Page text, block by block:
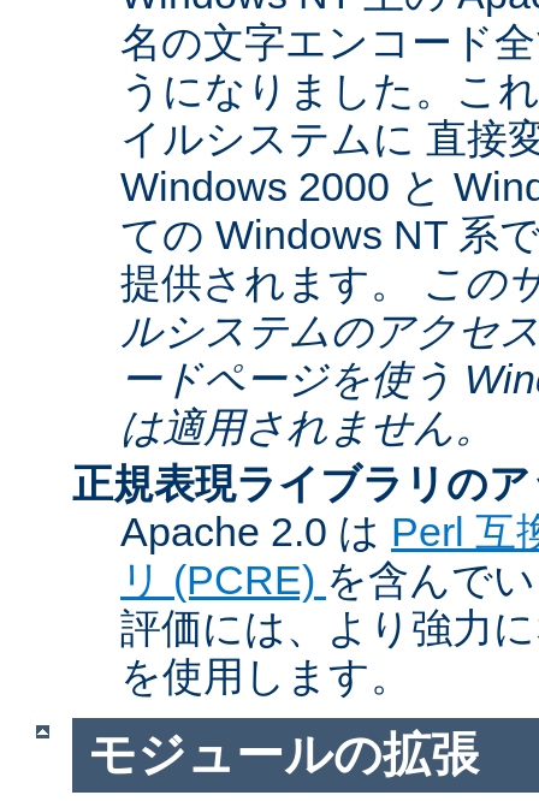
名の文字エンコード
うになりました。こ
イルシステムに 直接
Windows 2000 と
ての Windows NT 系
提供されます。
この
ルシステムのアクセ
ードページを使う
は適用されません。
正規表現ライブラリの
Apache 2.0 は Perl 互
リ (PCRE) を含んで
評価には、より強力
を使用します。
モジュールの拡張